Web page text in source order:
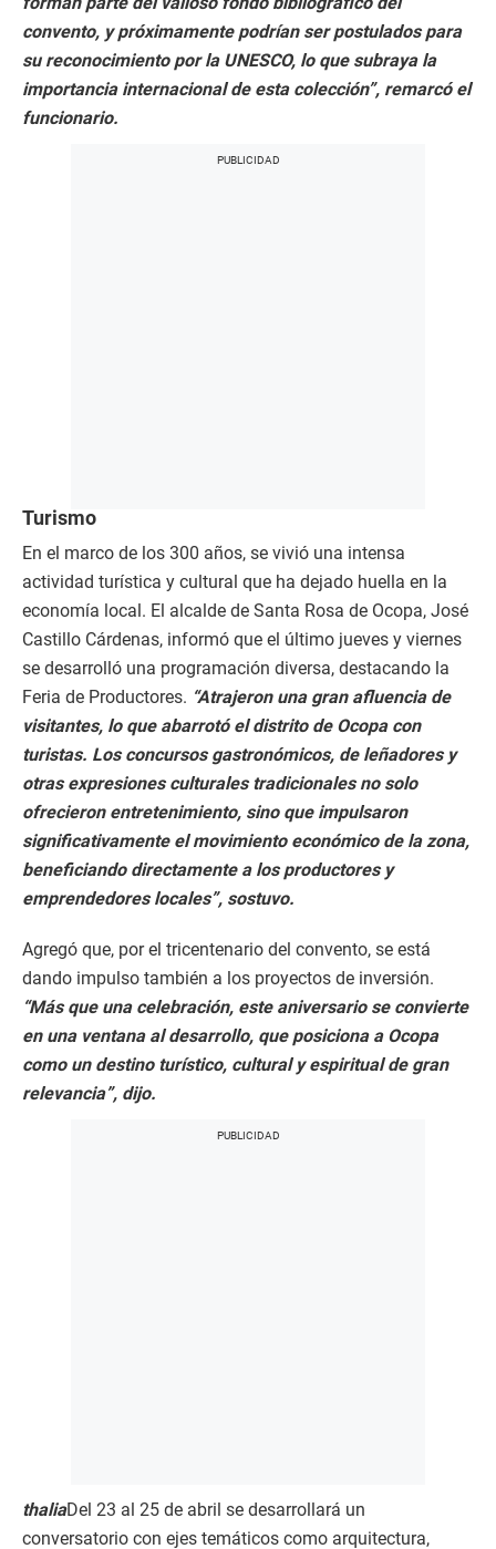
convento, y próximamente podrían ser postulados para
su reconocimiento por la UNESCO, lo que subraya la
importancia internacional de esta colección”, remarcó el
funcionario.
Turismo
En el marco de los 300 años, se vivió una intensa
actividad turística y cultural que ha dejado huella en la
economía local. El alcalde de Santa Rosa de Ocopa, José
Castillo Cárdenas, informó que el último jueves y viernes
se desarrolló una programación diversa, destacando la
Feria de Productores. “Atrajeron una gran afluencia de
visitantes, lo que abarrotó el distrito de Ocopa con
turistas. Los concursos gastronómicos, de leñadores y
otras expresiones culturales tradicionales no solo
ofrecieron entretenimiento, sino que impulsaron
significativamente el movimiento económico de la zona,
beneficiando directamente a los productores y
emprendedores locales”, sostuvo.
Agregó que, por el tricentenario del convento, se está
dando impulso también a los proyectos de inversión.
“Más que una celebración, este aniversario se convierte
en una ventana al desarrollo, que posiciona a Ocopa
como un destino turístico, cultural y espiritual de gran
relevancia”, dijo.
thaliaDel 23 al 25 de abril se desarrollará un
conversatorio con ejes temáticos como arquitectura,